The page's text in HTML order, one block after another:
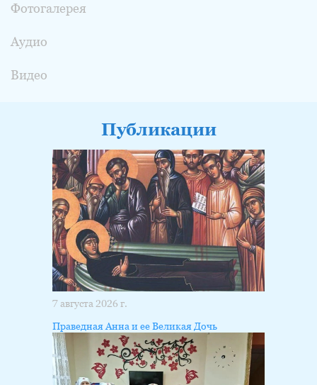
Фотогалерея
Аудио
Видео
Публикации
7 августа 2026 г.
Праведная Анна и ее Великая Дочь